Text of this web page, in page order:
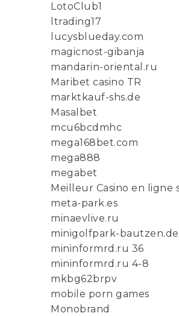
LotoClub1
ltrading17
lucysblueday.com
magicnost-gibanja
mandarin-oriental.ru
Maribet casino TR
marktkauf-shs.de
Masalbet
mcu6bcdmhc
mega168bet.com
mega888
megabet
Meilleur Casino en ligne
meta-park.es
minaevlive.ru
minigolfpark-bautzen.de
mininformrd.ru 36
mininformrd.ru 4-8
mkbg62brpv
mobile porn games
Monobrand